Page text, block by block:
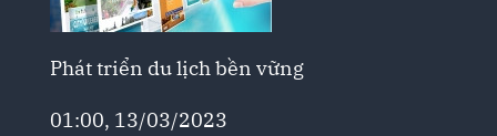
Phát triển du lịch bền vững
01:00, 13/03/2023